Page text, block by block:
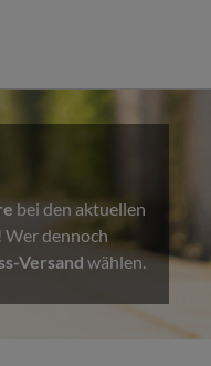
bei den aktuellen
Wer dennoch
Versand wählen.